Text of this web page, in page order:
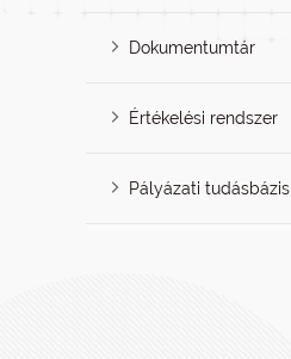
Dokumentumtár
Értékelési rendszer
Pályázati tudásbázis